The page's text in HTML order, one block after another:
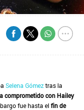
Selena Gómeztras la
comprometido con Hailey
fue hasta elfin de